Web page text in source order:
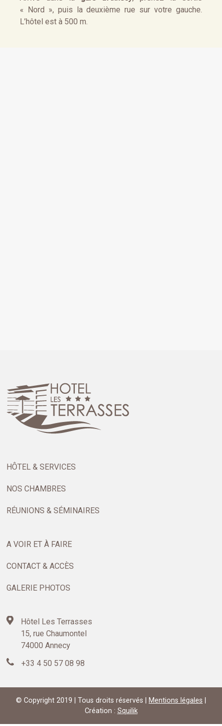
« Nord », puis la deuxième rue sur votre gauche.
L’hôtel est à 500 m.
HÔTEL & SERVICES
NOS CHAMBRES
RÉUNIONS & SÉMINAIRES
A VOIR ET À FAIRE
CONTACT & ACCÈS
GALERIE PHOTOS
Hôtel Les Terrasses
15, rue Chaumontel
74000 Annecy
+33 4 50 57 08 98
© Copyright 2019 | Tous droits réservés | Mentions légales
Création : Squilik